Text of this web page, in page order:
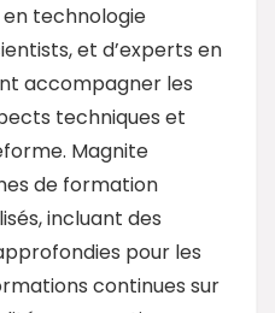
en technologie
et d’experts en
accompagner les
techniques et
Magnite
de formation
incluant des
pour les
continues sur